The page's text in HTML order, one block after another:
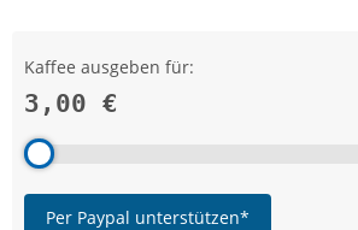
Kaffee ausgeben für:
3,00 €
Per Paypal unterstützen*